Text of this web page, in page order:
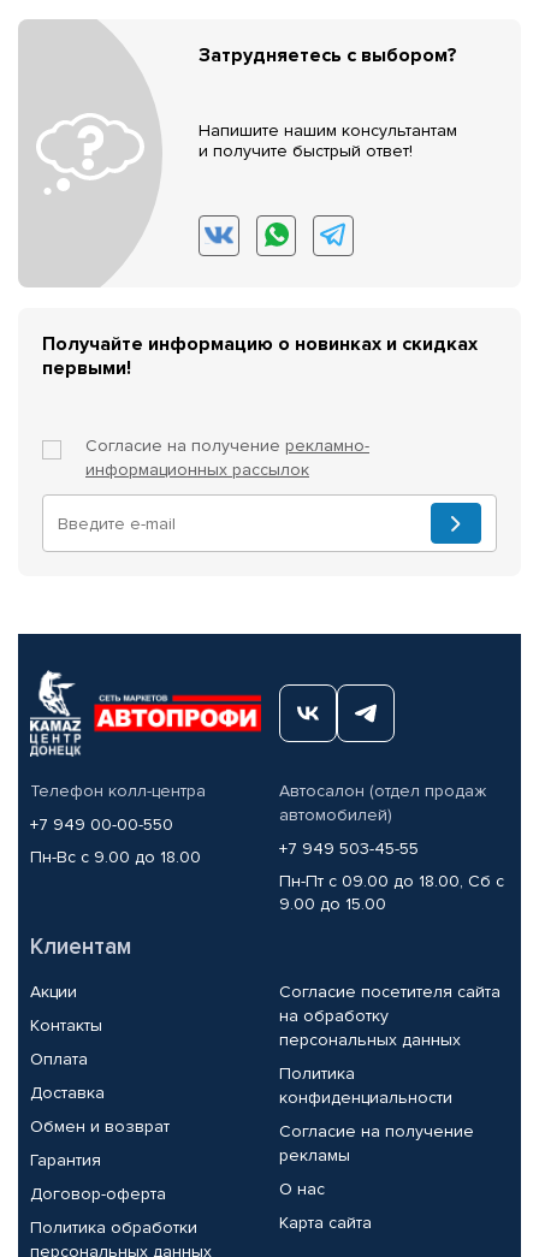
Затрудняетесь с выбором?
Напишите нашим консультантам
и получите быстрый ответ!
Получайте информацию о новинках и скидках
первыми!
Согласие на получение рекламно-
информационных рассылок
Телефон колл-центра
+7 949 00-00-550
Пн-Вс с 9.00 до 18.00
Автосалон (отдел продаж
автомобилей)
+7 949 503-45-55
Пн-Пт с 09.00 до 18.00, Сб с
9.00 до 15.00
Клиентам
Акции
Контакты
Оплата
Доставка
Обмен и возврат
Гарантия
Договор-оферта
Политика обработки
персональных данных
Согласие посетителя сайта
на обработку
персональных данных
Политика
конфиденциальности
Согласие на получение
рекламы
О нас
Карта сайта